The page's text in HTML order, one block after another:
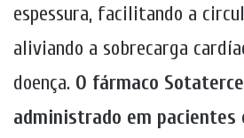
espessura, facilitando a
aliviando a sobrecarga
doença. O fármaco
administrado em pacientes